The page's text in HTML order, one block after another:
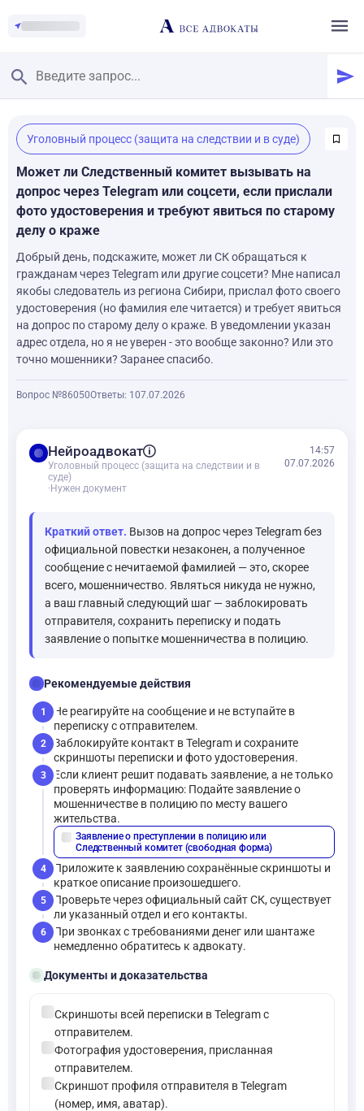
Главная
/
Смотреть заданные вопросы
/
Задать вопрос
Уголовный процесс (защита на следствии и в суде)
Может ли Следственный комитет вызывать на
допрос через Telegram или соцсети, если прислали
фото удостоверения и требуют явиться по старому
делу о краже
Добрый день, подскажите, может ли СК обращаться к
гражданам через Telegram или другие соцсети? Мне написал
якобы следователь из региона Сибири, прислал фото своего
удостоверения (но фамилия еле читается) и требует явиться
на допрос по старому делу о краже. В уведомлении указан
адрес отдела, но я не уверен - это вообще законно? Или это
точно мошенники? Заранее спасибо.
Вопрос №86050Ответы: 1 07.07.2026
balanceНейроадвокат
Уголовный процесс (защита на следствии и в
суде)
· Нужен документ
14:57
07.07.2026
Краткий ответ. Вызов на допрос через Telegram без
официальной повестки незаконен, а полученное
сообщение с нечитаемой фамилией — это, скорее
всего, мошенничество. Являться никуда не нужно,
а ваш главный следующий шаг — заблокировать
отправителя, сохранить переписку и подать
заявление о попытке мошенничества в полицию.
checklistРекомендуемые действия
1
Не реагируйте на сообщение и не вступайте в
переписку с отправителем.
2
Заблокируйте контакт в Telegram и сохраните
скриншоты переписки и фото удостоверения.
3
Если клиент решит подавать заявление, а не только
проверять информацию: Подайте заявление о
мошенничестве в полицию по месту вашего
жительства.
Заявление о преступлении в полицию или
Следственный комитет (свободная форма)
4
Приложите к заявлению сохранённые скриншоты и
краткое описание произошедшего.
5
Проверьте через официальный сайт СК, существует
ли указанный отдел и его контакты.
6
При звонках с требованиями денег или шантаже
немедленно обратитесь к адвокату.
folder_openДокументы и доказательства
Скриншоты всей переписки в Telegram с
отправителем.
Фотография удостоверения, присланная
отправителем.
Скриншот профиля отправителя в Telegram
(номер, имя, аватар).